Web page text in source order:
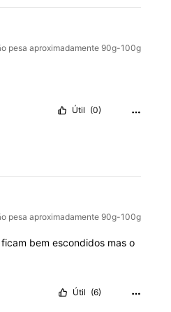
pesa aproximadamente 90g-100g
Útil (0)
pesa aproximadamente 90g-100g
ficam bemescondidos maso
Útil (6)